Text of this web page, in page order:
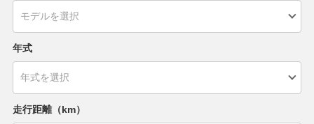
年式
走行距離（km）